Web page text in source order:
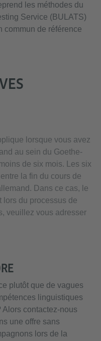
les méthodes du
Service (BULATS)
commun de référence
lorsque vous avez
au sein du Goethe-
de six mois. Les six
la fin du cours de
Dans ce cas, le
lors du processus de
veuillez vous adresser
plutôt que de vagues
linguistiques
contactez-nous
une offre sans
lors de la